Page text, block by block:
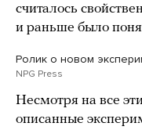
считалось
и раньше было
Ролик о новом
NPG Press
Несмотря на все
описанные